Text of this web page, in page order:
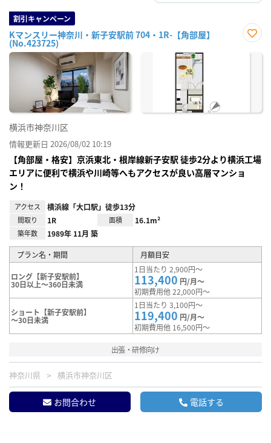
割引キャンペーン
Kマンスリー神奈川・新子安駅前 704・1R-【角部屋】
(No.423725)
に入
横浜市神奈川区
情報更新日 2026/08/02 10:19
【角部屋・格安】京浜東北・根岸線新子安駅 徒歩2分より横浜工場
エリアに便利で横浜や川崎等へもアクセスが良い高層マンショ
ン！
アクセス 横浜線「大口駅」徒歩13分
間取り 1R 面積 16.1m²
築年数 1989年 11月 築
プラン名・期間 月額目安
ロング【新子安駅前】
30日以上～360日未満
1日当たり 2,900円～
113,400 円/月～
初期費用他 22,000円～
ショート【新子安駅前】
～30日未満
1日当たり 3,100円～
119,400 円/月～
初期費用他 16,500円～
出張・研修向け
神奈川県 横浜市神奈川区
お問合わせ 電話する